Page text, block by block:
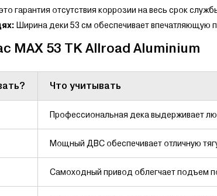
гарантия отсутствия коррозии на весь срок
Ширина деки 53 см обеспечивает впечатляющую
MAX 53 TK Allroad Aluminium
Что учитывать
Профессиональная дека выдерживает
Мощный ДВС обеспечивает отличную
Самоходный привод облегчает подъем